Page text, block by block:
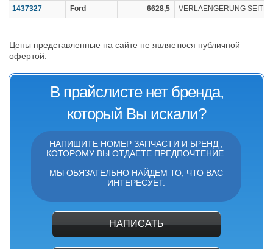
1437327 Ford 6628,5 VERLAENGERUNG SEITL.
Цены представленные на сайте не являетюся публичной
офертой.
В прайслисте нет бренда,
который Вы искали?
НАПИШИТЕ НОМЕР ЗАПЧАСТИ И БРЕНД ,
КОТОРОМУ ВЫ ОТДАЕТЕ ПРЕДПОЧТЕНИЕ.
МЫ ОБЯЗАТЕЛЬНО НАЙДЕМ ТО, ЧТО ВАС
ИНТЕРЕСУЕТ.
НАПИСАТЬ